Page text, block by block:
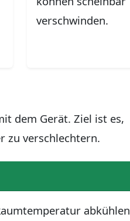
verschwinden.
dem Gerät. Ziel ist es,
zu verschlechtern.
abkühlen